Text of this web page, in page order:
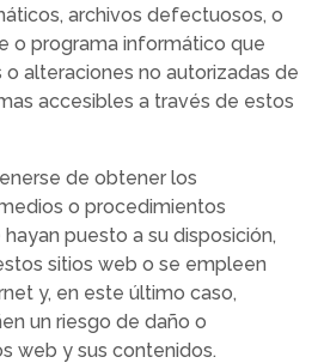
archivos defectuosos, o
o programa informático que
alteraciones no autorizadas de
accesibles a través de estos
de obtener los
o procedimientos
puesto a su disposición,
sitios web o se empleen
y, en este último caso,
un riesgo de daño o
web y sus contenidos.